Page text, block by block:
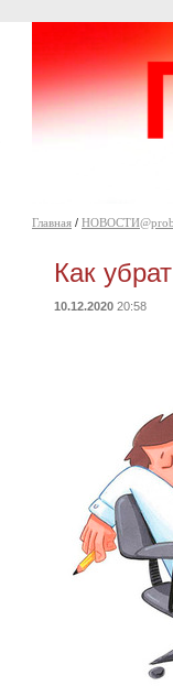
Главная /
Как
10.12.2020 20:58